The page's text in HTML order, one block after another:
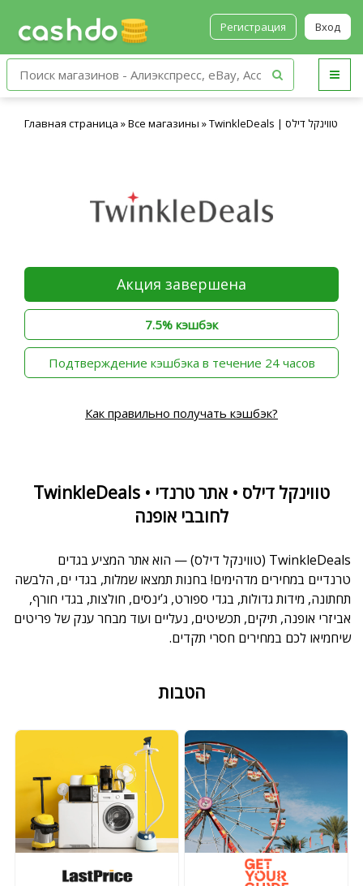
Регистрация Вход
Главная страница »Все магазины » TwinkleDeals | טווינקל דילס
Акция завершена
7.5% кэшбэк
‫Подтверждение кэшбэка в течение 24 часов
Как правильно получать кэшбэк?
TwinkleDeals • טווינקל דילס • אתר טרנדי
לחובבי אופנה
TwinkleDeals (טווינקל דילס) — הוא אתר המציע בגדים
טרנדיים במחירים מדהימים! בחנות תמצאו שמלות, בגדי ים, הלבשה
תחתונה, מידות גדולות, בגדי ספורט, ג’ינסים, חולצות, בגדי חורף,
אביזרי אופנה, תיקים, תכשיטים, נעליים ועוד מבחר ענק של פריטים
שיחמיאו לכם במחירים חסרי תקדים.
הטבות